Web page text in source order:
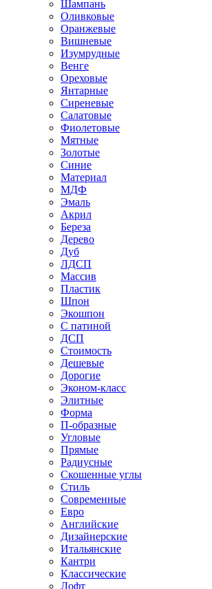
Шампань
Оливковые
Оранжевые
Вишневые
Изумрудные
Венге
Ореховые
Янтарные
Сиреневые
Салатовые
Фиолетовые
Мятные
Золотые
Синие
Материал
МДФ
Эмаль
Акрил
Береза
Дерево
Дуб
ЛДСП
Массив
Пластик
Шпон
Экошпон
С патиной
ДСП
Стоимость
Дешевые
Дорогие
Эконом-класс
Элитные
Форма
П-образные
Угловые
Прямые
Радиусные
Скошенные углы
Стиль
Современные
Евро
Английские
Дизайнерские
Итальянские
Кантри
Классические
Лофт